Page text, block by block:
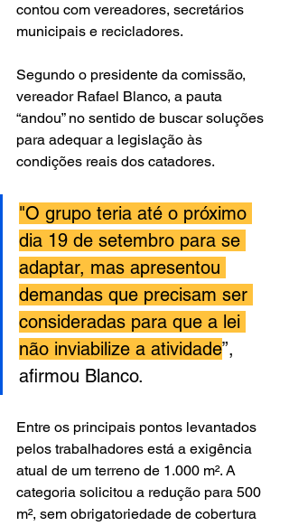
contou com vereadores, secretários
municipais e recicladores.
Segundo o presidente da comissão,
vereador Rafael Blanco, a pauta
“andou” no sentido de buscar soluções
para adequar a legislação às
condições reais dos catadores.
"O grupo teria até o próximo
dia 19 de setembro para se
adaptar, mas apresentou
demandas que precisam ser
consideradas para que a lei
não inviabilize a atividade”,
afirmou Blanco.
Entre os principais pontos levantados
pelos trabalhadores está a exigência
atual de um terreno de 1.000 m². A
categoria solicitou a redução para 500
m², sem obrigatoriedade de cobertura